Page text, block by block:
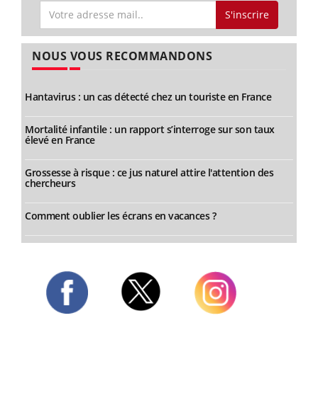
S'inscrire
NOUS VOUS RECOMMANDONS
Hantavirus : un cas détecté chez un touriste en France
Mortalité infantile : un rapport s’interroge sur son taux
élevé en France
Grossesse à risque : ce jus naturel attire l'attention des
chercheurs
Comment oublier les écrans en vacances ?